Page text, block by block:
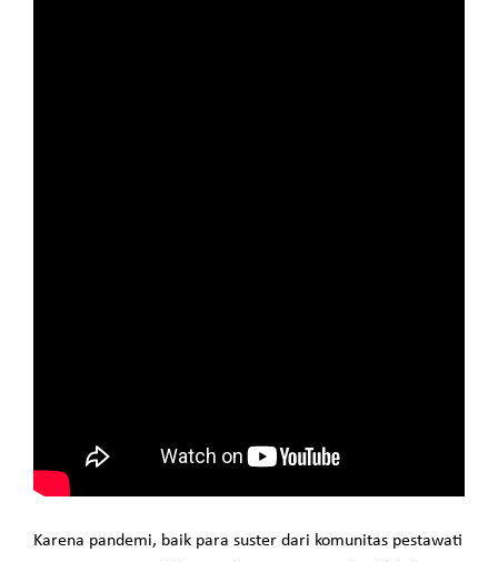
Karena pandemi, baik para suster dari komunitas pestawati